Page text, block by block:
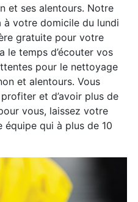
et ses alentours. Notre
à votre domicile du lundi
gratuite pour votre
le temps d’écouter vos
pour le nettoyage
et alentours. Vous
et d’avoir plus de
vous, laissez votre
équipe qui à plus de 10